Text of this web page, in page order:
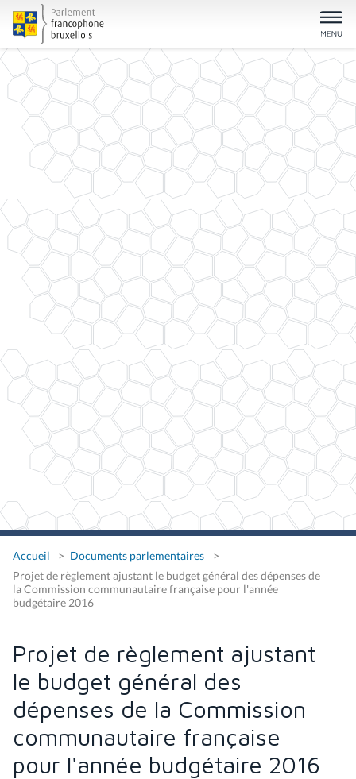
Accueil
Documents parlementaires
Projet de règlement ajustant le budget général des dépenses de
la Commission communautaire française pour l'année
budgétaire 2016
Projet de règlement ajustant
le budget général des
dépenses de la Commission
communautaire française
pour l'année budgétaire 2016